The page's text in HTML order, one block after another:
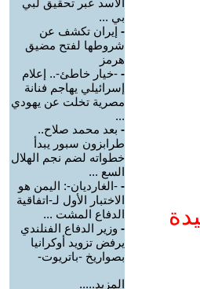
الأسد عبر تحقيق لبي
بي ...
- إيران تكشف عن
شروطها لفتح مضيق
هرمز
- -خيار خاطئ-.. إعلام
إسرائيلي يهاجم فنانة
مصرية تخلت عن يهودي
...
- بعد محمد صلاح..
طرابزون سبور يبدأ
خطواته لضم نجم الهلال
السع ...
- -الغارديان-: اليمن هو
الاختبار الأول لـ-اتفاقية
الدفاع المشت ...
- وزير الدفاع الفنلندي
يرفض تزويد أوكرانيا
بصواريخ -باتريوت-
المزيد.....